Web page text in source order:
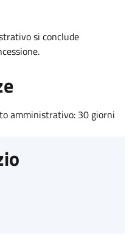
si conclude
amministrativo: 30 giorni